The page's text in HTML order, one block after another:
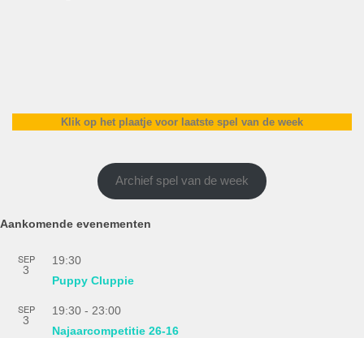
Klik op het plaatje voor laatste spel van de week
Archief spel van de week
Aankomende evenementen
SEP
3
19:30
Puppy Cluppie
SEP
3
19:30 - 23:00
Najaarcompetitie 26-16